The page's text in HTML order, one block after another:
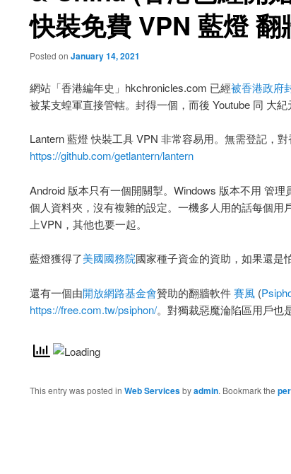
快裝免費 VPN 藍燈 翻
Posted on January 14, 2021
網站「香港編年史」hkchronicles.com 已經被香港政府
被某支蝗軍直接管轄。封得一個，而後 Youtube 同 大紀
Lantern 藍燈 快裝工具 VPN 非常容易用。無需登記，
https://github.com/getlantern/lantern
Android 版本只有一個開關掣。Windows 版本不用 管
個人資料夾，沒有複雜的設定。一機多人用的話每個用
上VPN，其他也要一起。
藍燈獲得了美國國務院國家種子資金的資助，如果還是
還有一個由開放網路基金會贊助的翻牆軟件賽風(
https://free.com.tw/psiphon/。對獨裁惡魔淪陷區用戶也
This entry was posted in Web Servicesbyadmin. Bookmark the